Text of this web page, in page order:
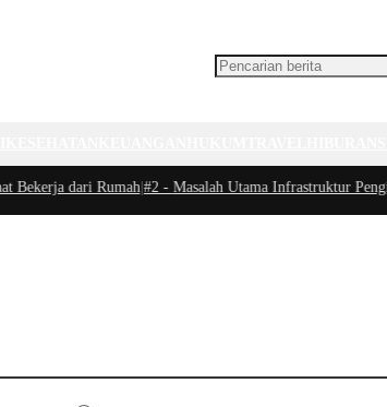
dari Rumah|#2 -Masalah Utama Infrastruktur